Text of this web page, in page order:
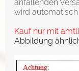
anfallenden
wird
Kauf nur mit
Abbildung